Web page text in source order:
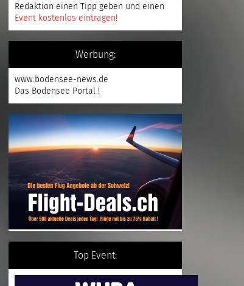
Redaktion einen Tipp geben und einen
Event kostenlos eintragen!
Werbung:
www.bodensee-news.de
Das Bodensee Portal !
Top Event: